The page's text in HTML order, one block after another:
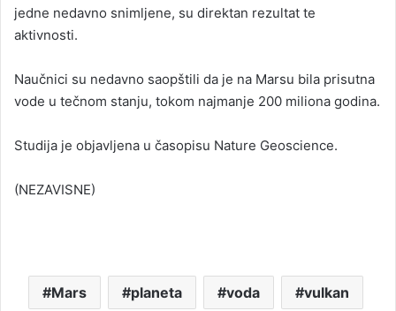
jedne nedavno snimljene, su direktan rezultat te
aktivnosti.
Naučnici su nedavno saopštili da je na Marsu bila prisutna
vode u tečnom stanju, tokom najmanje 200 miliona godina.
Studija je objavljena u časopisu Nature Geoscience.
(NEZAVISNE)
Mars planeta voda vulkan